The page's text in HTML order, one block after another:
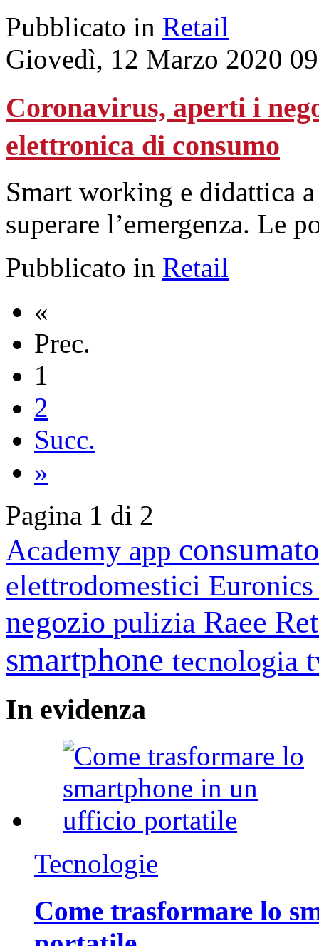
Pubblicato in Retail
Giovedì, 12 Marzo 2020
Coronavirus, aperti i
elettronica di consumo
Smart working e didattica
superare l’emergenza. Le
Pubblicato in Retail
«
Prec.
1
2
Succ.
»
Pagina 1 di 2
Academy app
elettrodomestici
negozio pulizia Raee
smartphone tecnologia
In evidenza
Tecnologie
Come trasformare lo